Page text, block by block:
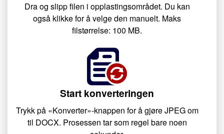
Dra og slipp filen i opplastingsområdet. Du kan
også klikke for å velge den manuelt. Maks
filstørrelse: 100 MB.
Start konverteringen
Trykk på «Konverter»-knappen for å gjøre JPEG om
til DOCX. Prosessen tar som regel bare noen